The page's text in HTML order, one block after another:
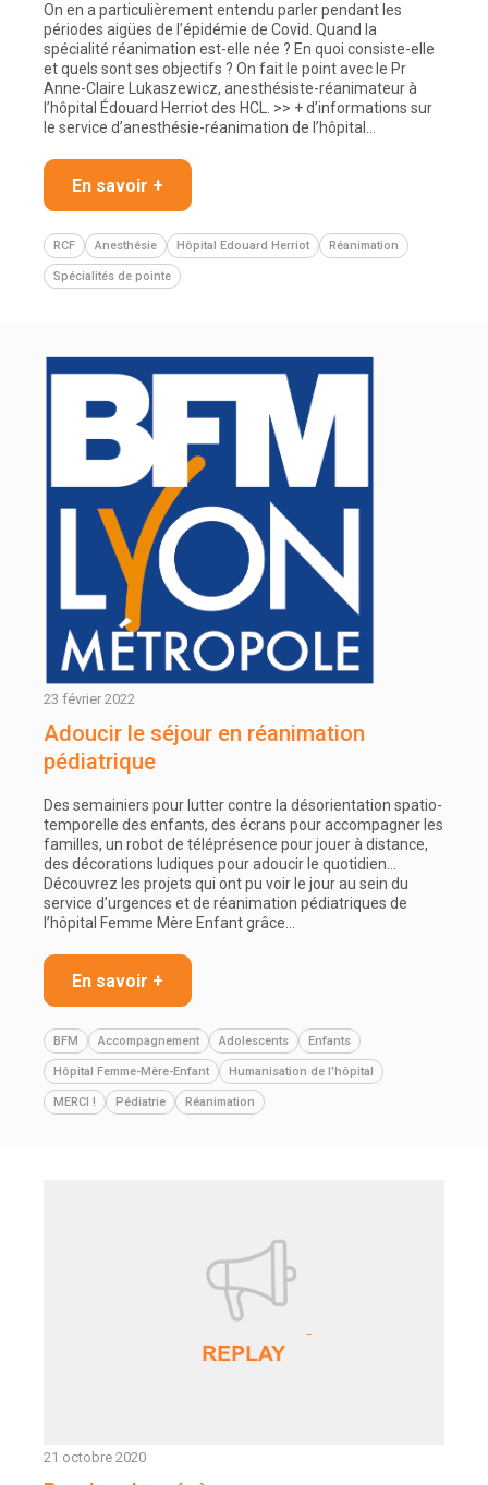
On en a particulièrement entendu parler pendant les
périodes aigües de l’épidémie de Covid. Quand la
spécialité réanimation est-elle née ? En quoi consiste-elle
et quels sont ses objectifs ? On fait le point avec le Pr
Anne-Claire Lukaszewicz, anesthésiste-réanimateur à
l’hôpital Édouard Herriot des HCL. >> + d’informations sur
le service d’anesthésie-réanimation de l’hôpital…
En savoir +
RCF Anesthésie Hôpital Edouard Herriot Réanimation
Spécialités de pointe
23 février 2022
Adoucir le séjour en réanimation
pédiatrique
Des semainiers pour lutter contre la désorientation spatio-
temporelle des enfants, des écrans pour accompagner les
familles, un robot de téléprésence pour jouer à distance,
des décorations ludiques pour adoucir le quotidien…
Découvrez les projets qui ont pu voir le jour au sein du
service d’urgences et de réanimation pédiatriques de
l’hôpital Femme Mère Enfant grâce…
En savoir +
BFM Accompagnement Adolescents Enfants
Hôpital Femme-Mère-Enfant Humanisation de l'hôpital
MERCI ! Pédiatrie Réanimation
21 octobre 2020